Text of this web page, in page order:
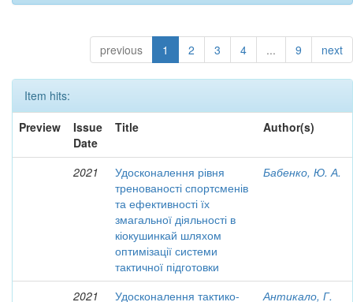
previous 1 2 3 4 ... 9 next
Item hits:
Preview
Issue
Date
Title Author(s)
2021
Удосконалення рівня
тренованості спортсменів
та ефективності їх
змагальної діяльності в
кіокушинкай шляхом
оптимізації системи
тактичної підготовки
Бабенко, Ю. А.
2021
Удосконалення тактико-
Антикало, Г.